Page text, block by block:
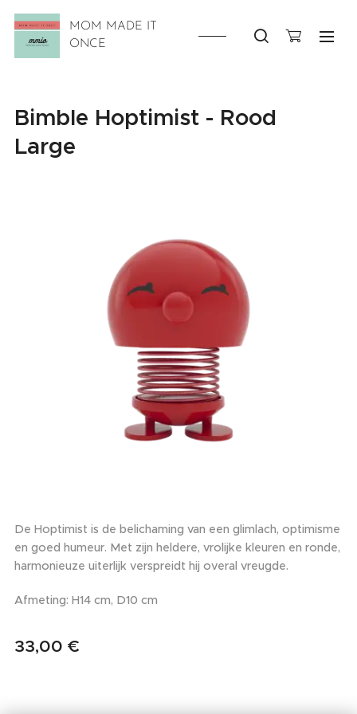
MOM MADE IT
ONCE
Bimble Hoptimist - Rood
Large
De Hoptimist is de belichaming van een glimlach, optimisme
en goed humeur. Met zijn heldere, vrolijke kleuren en ronde,
harmonieuze uiterlijk verspreidt hij overal vreugde.
Afmeting: H14 cm, D10 cm
33,00 €